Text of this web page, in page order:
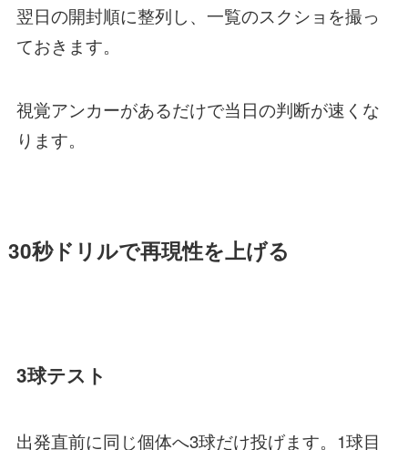
翌日の開封順に整列し、一覧のスクショを撮っ
ておきます。
視覚アンカーがあるだけで当日の判断が速くな
ります。
30秒ドリルで再現性を上げる
3球テスト
出発直前に同じ個体へ3球だけ投げます。1球目